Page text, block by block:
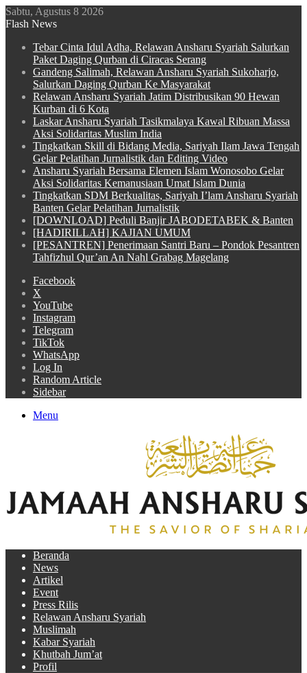
Sabtu, Agustus 8 2026
Flash News
Tebar Cinta Idul Adha, Relawan Ansharu Syariah Salurkan
Paket Daging Qurban di Ciracas Serang
Gandeng Salimah, Relawan Ansharu Syariah Sukoharjo,
Salurkan Daging Qurban Ke Masyarakat
Relawan Ansharu Syariah Jatim Distribusikan 90 Hewan
Kurban di 6 Kota
Laskar Ansharu Syariah Tasikmalaya Kawal Ribuan Massa
Aksi Solidaritas Muslim India
Tingkatkan Skill di Bidang Media, Sariyah Ilam Jawa Tengah
Gelar Pelatihan Jurnalistik dan Editing Video
Ansharu Syariah Bersama Elemen Islam Wonosobo Gelar
Aksi Solidaritas Kemanusiaan Umat Islam Dunia
Tingkatkan SDM Berkualitas, Sariyah I’lam Ansharu Syariah
Banten Gelar Pelatihan Jurnalistik
[DOWNLOAD] Peduli Banjir JABODETABEK & Banten
[HADIRILLAH] KAJIAN UMUM
[PESANTREN] Penerimaan Santri Baru – Pondok Pesantren
Tahfizhul Qur’an An Nahl Grabag Magelang
Facebook
X
YouTube
Instagram
Telegram
TikTok
WhatsApp
Log In
Random Article
Sidebar
Menu
Beranda
News
Artikel
Event
Press Rilis
Relawan Ansharu Syariah
Muslimah
Kabar Syariah
Khutbah Jum’at
Profil